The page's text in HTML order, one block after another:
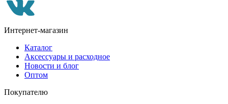
Интернет-магазин
Каталог
Аксессуары и расходное
Новости и блог
Оптом
Покупателю